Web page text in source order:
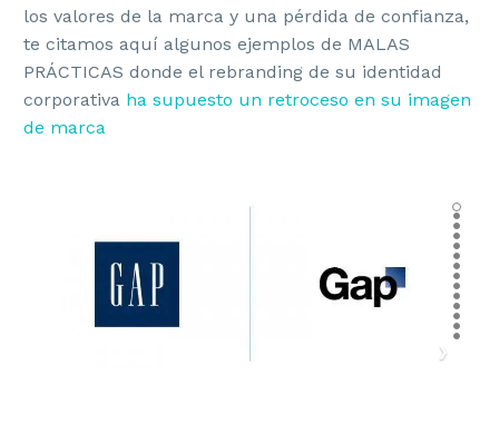
los valores de la marca y una pérdida de confianza,
te citamos aquí algunos ejemplos de MALAS
PRÁCTICAS donde el rebranding de su identidad
corporativa ha supuesto un retroceso en su imagen
de marca